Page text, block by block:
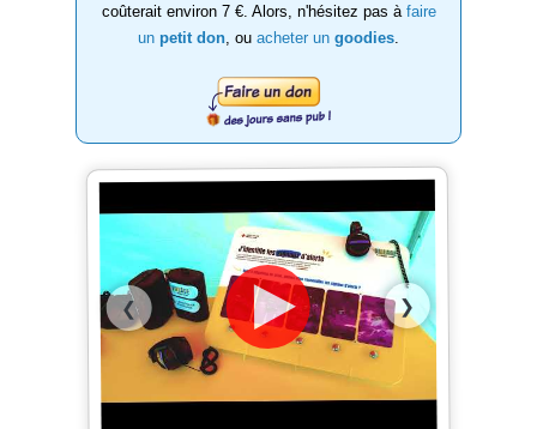
coûterait environ 7 €. Alors, n'hésitez pas à faire
un petit don , ou acheter un goodies
❮ ❯